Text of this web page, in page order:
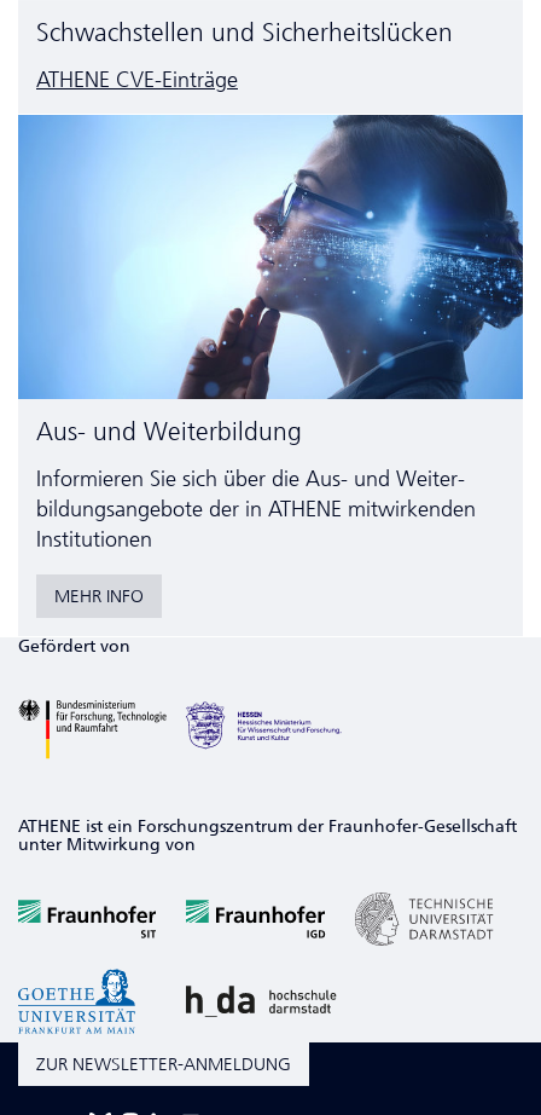
Schwachstellen und Sicherheitslücken
ATHENE CVE-Einträge
Aus- und Weiterbildung
Informieren Sie sich über die Aus- und Weiter­
bildungs­angebote der in ATHENE mitwirkenden
Institutionen
MEHR INFO
Gefördert von
ATHENE ist ein Forschungszentrum der Fraunhofer-Gesellschaft
unter Mitwirkung von
ZUR NEWSLETTER-ANMELDUNG